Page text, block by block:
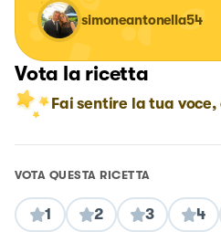
simoneantonella54
Vota la ricetta
Fai sentire la tua voce,
VOTA QUESTA RICETTA
1 2 3 4